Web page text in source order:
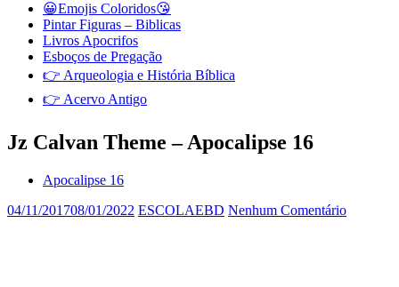
😀Emojis Coloridos😘
Pintar Figuras – Biblicas
Livros Apocrifos
Esboços de Pregação
👉 Arqueologia e História Bíblica
👉 Acervo Antigo
Jz Calvan Theme – Apocalipse 16
Apocalipse 16
04/11/201708/01/2022 ESCOLAEBD Nenhum Comentário